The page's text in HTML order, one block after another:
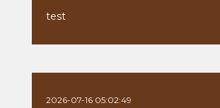
test
2026-07-16 05:02:49